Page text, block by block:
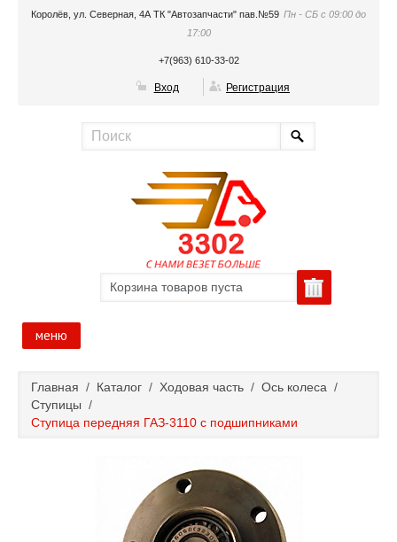
Королёв, ул. Северная, 4А ТК "Автозапчасти" пав.№59 Пн - СБ с 09:00 до
17:00
+7(963) 610-33-02
Вход Регистрация
Корзина товаров пуста
меню
Каталог
Покупка и оплата
Главная / Каталог / Ходовая часть / Ось колеса /
Ступицы /
Ступица передняя ГАЗ-3110 с подшипниками